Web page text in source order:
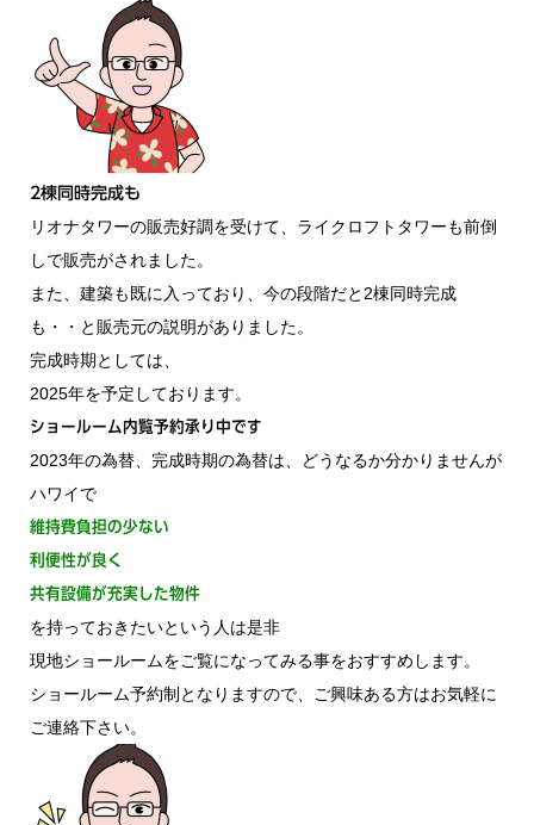
2棟同時完成も
リオナタワーの販売好調を受けて、ライクロフトタワーも前倒
しで販売がされました。
また、建築も既に入っており、今の段階だと2棟同時完成
も・・と販売元の説明がありました。
完成時期としては、
2025年を予定しております。
ショールーム内覧予約承り中です
2023年の為替、完成時期の為替は、どうなるか分かりませんが
ハワイで
維持費負担の少ない
利便性が良く
共有設備が充実した物件
を持っておきたいという人は是非
現地ショールームをご覧になってみる事をおすすめします。
ショールーム予約制となりますので、ご興味ある方はお気軽に
ご連絡下さい。